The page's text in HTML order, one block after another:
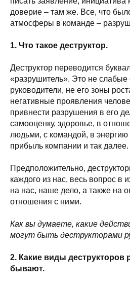
доверие – там же. Все, что
атмосферы в команде –
1. Что такое деструктор.
Деструктор переводится
«разрушитель». Это не слабые
руководители, не его зоны
негативные проявления
привнести разрушения в его
самооценку, здоровье, в
людьми, с командой, в энергию
прибыль компании и так далее.
Предположительно,
каждого из нас, весь вопрос в
на нас, наше дело, а также на
отношения с ними.
Как вы думаете, какие
могут быть деструкторами
2. Какие виды деструкторов
бывают.